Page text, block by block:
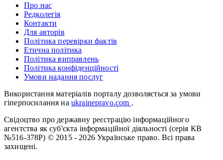
Про нас
Редколегія
Контакти
Для авторів
Політика перевірки фактів
Етична політика
Політика виправлень
Політика конфіденційності
Умови надання послуг
Використання матеріалів порталу дозволяється за умови
гіперпосилання на ukrainepravo.com .
Свідоцтво про державну реєстрацію інформаційного
агентства як суб'єкта інформаційної діяльності (серія КВ
№516-378Р) © 2015 - 2026 Українське право. Всі права
захищені.